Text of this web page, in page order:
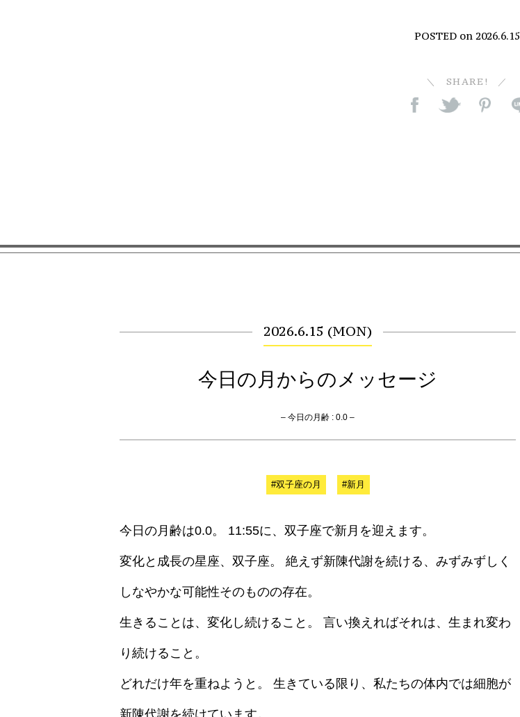
POSTED on 2026.6.15
SHARE!
2026.6.15 (MON)
今日の月からのメッセージ
– 今日の月齢 : 0.0 –
#双子座の月 #新月
今日の月齢は0.0。 11:55に、双子座で新月を迎えます。
変化と成長の星座、双子座。 絶えず新陳代謝を続ける、みずみずしく
しなやかな可能性そのものの存在。
生きることは、変化し続けること。 言い換えればそれは、生まれ変わ
り続けること。
どれだけ年を重ねようと。 生きている限り、私たちの体内では細胞が